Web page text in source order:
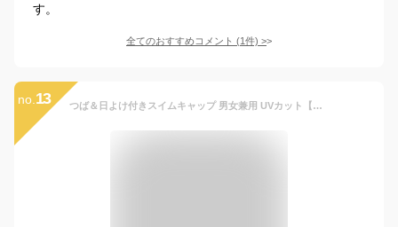
す。
全てのおすすめコメント (1件) >
no. 13 つば＆日よけ付きスイムキャップ 男女兼用 UVカット【送料無料 ランキング1位】キッズ ベビー 赤ちゃん 子供 ジュニア女の子 男の子 Sサイズ Mサイズ 小学校 幼稚園 保育園 UPF50+ スクール水着 キッズ水着 かわいい オシャレ 熱中症対策